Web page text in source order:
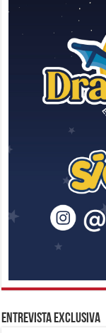
Entrevista Exclusiva